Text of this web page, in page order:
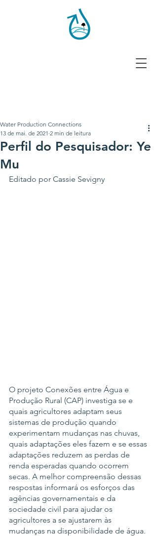
Perfil do Pesquisador: Ye
Mu
Water Production Connections
13 de mai. de 2021 2 min de leitura
Editado por Cassie Sevigny
O projeto Conexões entre Água e
Produção Rural (CAP) investiga se e
quais agricultores adaptam seus
sistemas de produção quando
experimentam mudanças nas chuvas,
quais adaptações eles fazem e se essas
adaptações reduzem as perdas de
renda esperadas quando ocorrem
secas. A melhor compreensão dessas
respostas informará os esforços das
agências governamentais e da
sociedade civil para ajudar os
agricultores a se ajustarem às
mudanças na disponibilidade de água.